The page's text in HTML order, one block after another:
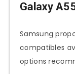
Galaxy
Samsung
compatibles
options